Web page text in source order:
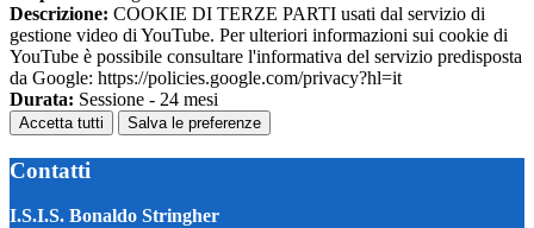
Descrizione: COOKIE DI TERZE PARTI usati dal servizio di
gestione video di YouTube. Per ulteriori informazioni sui cookie di
YouTube è possibile consultare l'informativa del servizio predisposta
da Google: https://policies.google.com/privacy?hl=it
Durata: Sessione - 24 mesi
Accetta tutti Salva le preferenze
Contatti
I.S.I.S. Bonaldo Stringher